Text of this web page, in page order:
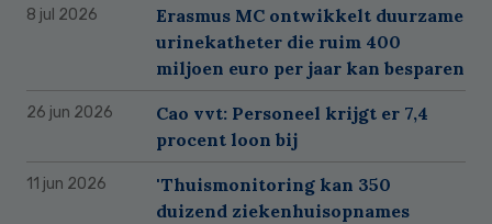
8 jul 2026
Erasmus MC ontwikkelt duurzame
urinekatheter die ruim 400
miljoen euro per jaar kan besparen
26 jun 2026
Cao vvt: Personeel krijgt er 7,4
procent loon bij
11 jun 2026
'Thuismonitoring kan 350
duizend ziekenhuisopnames